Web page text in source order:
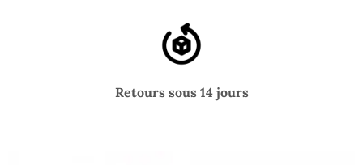
Retours sous 14 jours